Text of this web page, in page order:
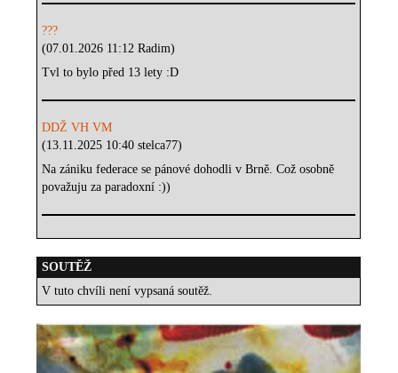
???
(07.01.2026 11:12 Radim)
Tvl to bylo před 13 lety :D
DDŽ VH VM
(13.11.2025 10:40 stelca77)
Na zániku federace se pánové dohodli v Brně. Což osobně
považuju za paradoxní :))
SOUTĚŽ
V tuto chvíli není vypsaná soutěž.